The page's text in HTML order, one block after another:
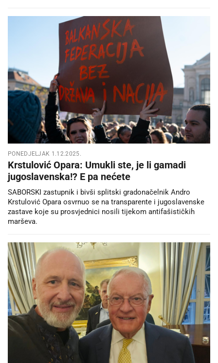
PONEDJELJAK 1.12.2025.
Krstulović Opara: Umukli ste, je li gamadi
jugoslavenska!? E pa nećete
SABORSKI zastupnik i bivši splitski gradonačelnik Andro
Krstulović Opara osvrnuo se na transparente i jugoslavenske
zastave koje su prosvjednici nosili tijekom antifašističkih
marševa.